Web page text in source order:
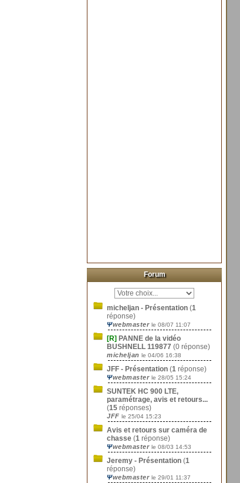
Forum
micheljan - Présentation (1
réponse)
Ψwebmaster le 08/07 11:07
[R] PANNE de la vidéo
BUSHNELL 119877 (0 réponse)
micheljan le 04/06 16:38
JFF - Présentation (1 réponse)
Ψwebmaster le 28/05 15:24
SUNTEK HC 900 LTE,
paramétrage, avis et retours...
(15 réponses)
JFF le 25/04 15:23
Avis et retours sur caméra de
chasse (1 réponse)
Ψwebmaster le 08/03 14:53
Jeremy - Présentation (1
réponse)
Ψwebmaster le 29/01 11:37